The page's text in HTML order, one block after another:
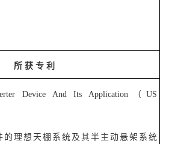
所 获 专 利
Device And Its Application （ US
的理想天棚系统及其半主动悬架系统